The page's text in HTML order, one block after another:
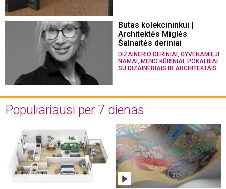
Butas kolekcininkui |
Architektės Miglės
Šalnaitės deriniai
DIZAINERIO DERINIAI
GYVENAMIEJI
NAMAI
MENO KŪRINIAI
POKALBIAI
SU DIZAINERIAIS IR ARCHITEKTAIS
Populiariausi per 7 dienas